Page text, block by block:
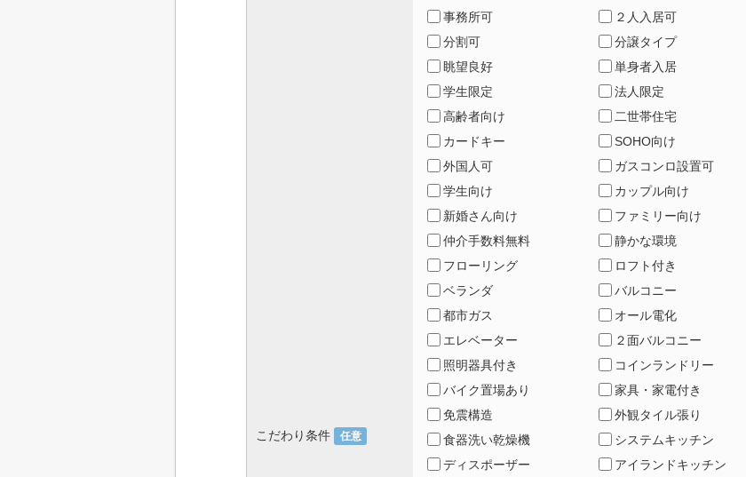
こだわり条件 任意
事務所可
２人入居可
分割可
分譲タイプ
眺望良好
単身者入居
学生限定
法人限定
高齢者向け
二世帯住宅
カードキー
SOHO向け
外国人可
ガスコンロ設置可
学生向け
カップル向け
新婚さん向け
ファミリー向け
仲介手数料無料
静かな環境
フローリング
ロフト付き
ベランダ
バルコニー
都市ガス
オール電化
エレベーター
２面バルコニー
照明器具付き
コインランドリー
バイク置場あり
家具・家電付き
免震構造
外観タイル張り
食器洗い乾燥機
システムキッチン
ディスポーザー
アイランドキッチン